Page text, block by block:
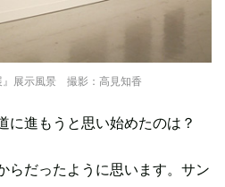
展示風景 撮影：高見知香
進もうと思い始めたのは？
らだったように思います。サン